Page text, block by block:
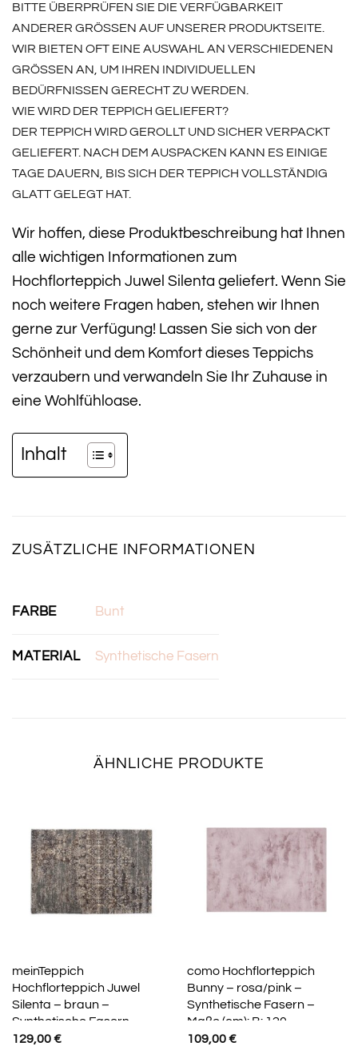
BITTE ÜBERPRÜFEN SIE DIE VERFÜGBARKEIT
ANDERER GRÖSSEN AUF UNSERER PRODUKTSEITE. W
IR BIETEN OFT EINE AUSWAHL AN VERSCHIEDENEN G
RÖSSEN AN, UM IHREN INDIVIDUELLEN BE
DÜRFNISSEN GERECHT ZU WERDEN.
WIE WIRD DER TEPPICH GELIEFERT?
DER TEPPICH WIRD GEROLLT UND SICHER VERPACKT
GELIEFERT. NACH DEM AUSPACKEN KANN ES EINIGE
TAGE DAUERN, BIS SICH DER TEPPICH VOLLSTÄNDIG
GLATT GELEGT HAT.
Wir hoffen, diese Produktbeschreibung hat Ihnen
alle wichtigen Informationen zum
Hochflorteppich Juwel Silenta geliefert. Wenn Sie
noch weitere Fragen haben, stehen wir Ihnen
gerne zur Verfügung! Lassen Sie sich von der
Schönheit und dem Komfort dieses Teppichs
verzaubern und verwandeln Sie Ihr Zuhause in
eine Wohlfühloase.
Inhalt
ZUSÄTZLICHE INFORMATIONEN
FARBE Bunt
MATERIAL Synthetische Fasern
ÄHNLICHE PRODUKTE
meinTeppich
Hochflorteppich Juwel
Silenta – braun –
Synthetische Fasern –
Maße (cm): B: 80 H: 2
129,00€
como Hochflorteppich
Bunny – rosa/pink –
Synthetische Fasern –
Maße (cm): B: 120
109,00€